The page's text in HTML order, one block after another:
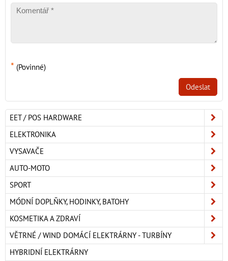
* (Povinné)
Odeslat
EET / POS HARDWARE
ELEKTRONIKA
VYSAVAČE
AUTO-MOTO
SPORT
MÓDNÍ DOPLŇKY, HODINKY, BATOHY
KOSMETIKA A ZDRAVÍ
VĚTRNÉ / WIND DOMÁCÍ ELEKTRÁRNY - TURBÍNY
HYBRIDNÍ ELEKTRÁRNY